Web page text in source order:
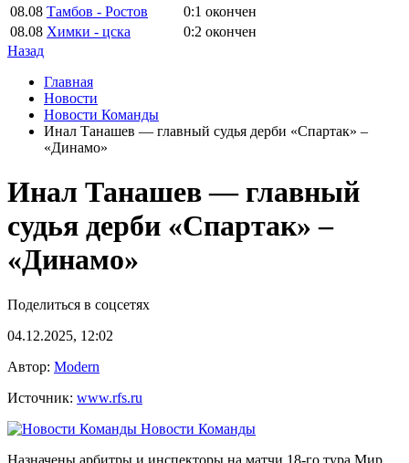
08.08 Тамбов - Ростов 0:1 окончен
08.08 Химки - цска 0:2 окончен
Назад
Главная
Новости
Новости Команды
Инал Танашев — главный судья дерби «Спартак» –
«Динамо»
Инал Танашев — главный
судья дерби «Спартак» –
«Динамо»
Поделиться в соцсетях
04.12.2025, 12:02
Автор: Modern
Источник: www.rfs.ru
Новости Команды
Назначены арбитры и инспекторы на матчи 18-го тура Мир